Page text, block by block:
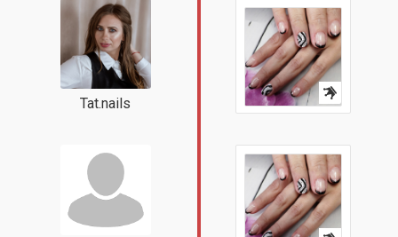
Tat.nails